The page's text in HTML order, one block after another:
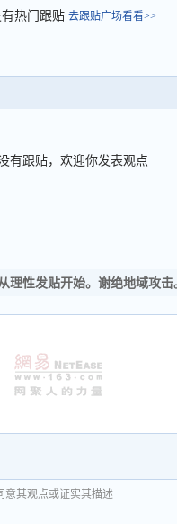
有热门跟贴 去跟贴广场看看>>
有跟贴，欢迎你发表观点
理性发贴开始。谢绝地域攻击
意其观点或证实其描述